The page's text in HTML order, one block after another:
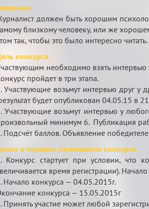
должен быть хорошим
близкому человеку, или же
так, чтобы это было интересно
конкурса.
необходимо взять
пройдет в три этапа.
Участвующие возьмут интервью друг у
будет опубликован 04.05.15 в
Участвующие возьмут интервью у
минимум 6. Публикация
Подсчёт баллов. Объявление
и порядок проведения конкурса.
Конкурс стартует при условии, что
время регистрации).
Начало конкурса — 04.05.2015г.
конкурса — 15.05.2015г
Принять участие может любой